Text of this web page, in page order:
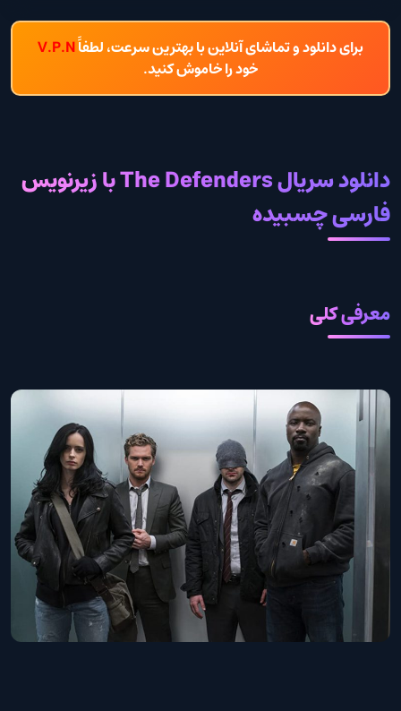
برای دانلود و تماشای آنلاین با بهترین سرعت، لطفاًV.P.N
خود را خاموش کنید.
دانلود سریال The Defenders با زیرنویس
فارسی چسبیده
معرفی کلی